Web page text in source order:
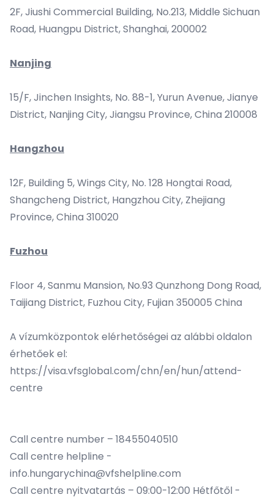
2F, Jiushi Commercial Building, No.213, Middle Sichuan
Road, Huangpu District, Shanghai, 200002
Nanjing
15/F, Jinchen Insights, No. 88-1, Yurun Avenue, Jianye
District, Nanjing City, Jiangsu Province, China 210008
Hangzhou
12F, Building 5, Wings City, No. 128 Hongtai Road,
Shangcheng District, Hangzhou City, Zhejiang
Province, China 310020
Fuzhou
Floor 4, Sanmu Mansion, No.93 Qunzhong Dong Road,
Taijiang District, Fuzhou City, Fujian 350005 China
A vízumközpontok elérhetőségei az alábbi oldalon
érhetőek el:
https://visa.vfsglobal.com/chn/en/hun/attend-
centre
Call centre number – 18455040510
Call centre helpline -
info.hungarychina@vfshelpline.com
Call centre nyitvatartás – 09:00-12:00 Hétfőtől -